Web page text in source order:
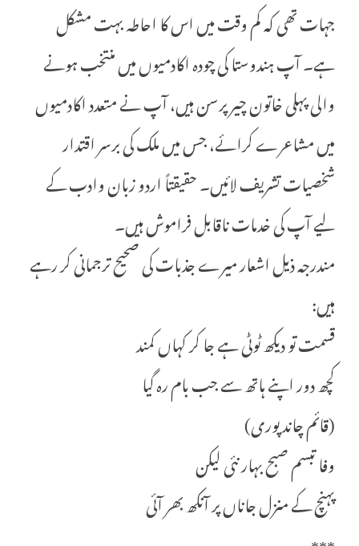
جہات تھی کہ کم وقت میں اس کا احاطہ بہت مشکل
ہے۔ آپ ہندوستا کی چودہ اکادمیوں میں منتخب ہونے
والی پہلی خاتون چیر پرسن ہیں، آپ نے متعدد اکادمیوں
میں مشاعرے کرائے، جس میں ملک کی برسر اقتدار
شخصیات تشریف لائیں۔ حقیقتاً اردو زبان وادب کے
لیے آپ کی خدمات ناقابل فراموش ہیں۔
مندرجہ ذیل اشعار میرے جذبات کی صحیح ترجمانی کر رہے
ہیں:
قسمت تو دیکھ ٹوٹی ہے جا کر کہاں کمند
کچھ دور اپنے ہاتھ سے جب بام رہ گیا
(قائم چاند پوری)
وفا تبسم صبح بہار نئی لیکن
پہنچ کے منزل جاناں پر آنکھ بھر آئی